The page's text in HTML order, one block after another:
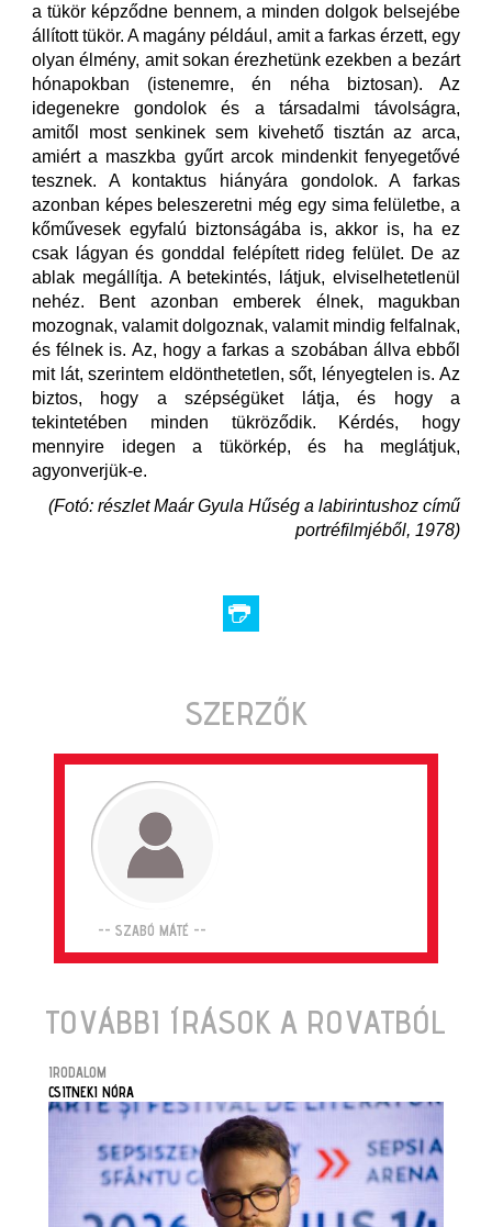
a tükör képződne bennem, a minden dolgok belsejébe
állított tükör. A magány például, amit a farkas érzett, egy
olyan élmény, amit sokan érezhetünk ezekben a bezárt
hónapokban (istenemre, én néha biztosan). Az
idegenekre gondolok és a társadalmi távolságra,
amitől most senkinek sem kivehető tisztán az arca,
amiért a maszkba gyűrt arcok mindenkit fenyegetővé
tesznek. A kontaktus hiányára gondolok. A farkas
azonban képes beleszeretni még egy sima felületbe, a
kőművesek egyfalú biztonságába is, akkor is, ha ez
csak lágyan és gonddal felépített rideg felület. De az
ablak megállítja. A betekintés, látjuk, elviselhetetlenül
nehéz. Bent azonban emberek élnek, magukban
mozognak, valamit dolgoznak, valamit mindig felfalnak,
és félnek is. Az, hogy a farkas a szobában állva ebből
mit lát, szerintem eldönthetetlen, sőt, lényegtelen is. Az
biztos, hogy a szépségüket látja, és hogy a
tekintetében minden tükröződik. Kérdés, hogy
mennyire idegen a tükörkép, és ha meglátjuk,
agyonverjük-e.
(Fotó: részlet Maár Gyula Hűség a labirintushoz című
portréfilmjéből, 1978)
SZERZŐK
-- SZABÓ MÁTÉ --
TOVÁBBI ÍRÁSOK A ROVATBÓL
IRODALOM
CSITNEKI NÓRA